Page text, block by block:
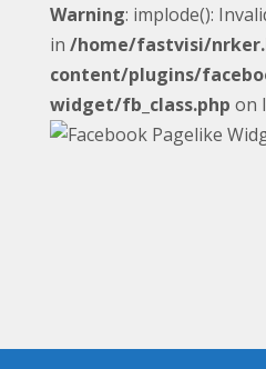
Warning: implode():
in /home/fastvisi/
content/plugins/
widget/fb_class.php on